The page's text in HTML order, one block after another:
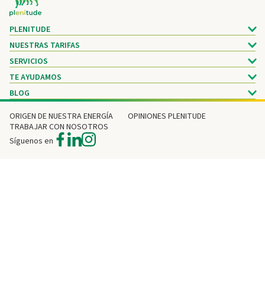
PLENITUDE
NUESTRAS TARIFAS
SERVICIOS
TE AYUDAMOS
BLOG
ORIGEN DE NUESTRA ENERGÍA
OPINIONES PLENITUDE
TRABAJAR CON NOSOTROS
Síguenos en